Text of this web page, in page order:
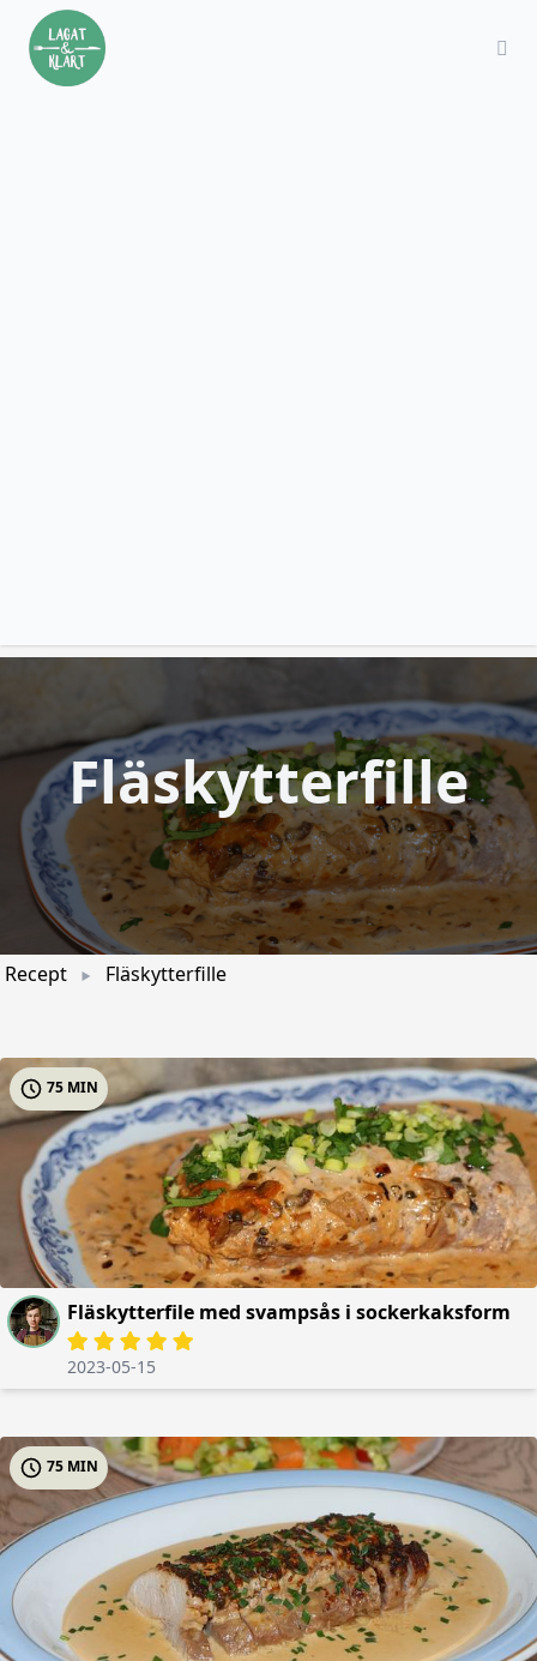
Fläskytterfille
Recept Fläskytterfille
Fläskytterfile med svampsås i sockerkaksform
2023-05-15
75 MIN
75 MIN